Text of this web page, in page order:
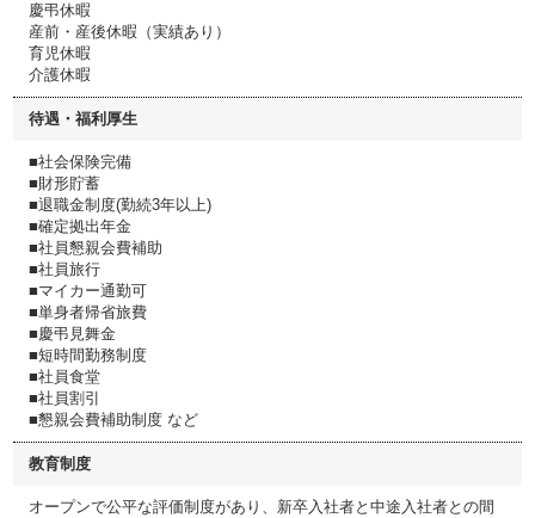
慶弔休暇
産前・産後休暇（実績あり）
育児休暇
介護休暇
待遇・福利厚生
■社会保険完備
■財形貯蓄
■退職金制度(勤続3年以上)
■確定拠出年金
■社員懇親会費補助
■社員旅行
■マイカー通勤可
■単身者帰省旅費
■慶弔見舞金
■短時間勤務制度
■社員食堂
■社員割引
■懇親会費補助制度 など
教育制度
オープンで公平な評価制度があり、新卒入社者と中途入社者との間